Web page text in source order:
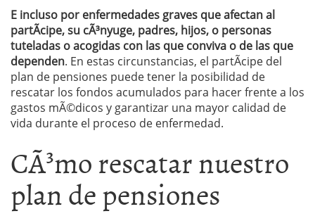
E incluso por enfermedades graves que afectan al
partÃ­cipe, su cÃ³nyuge, padres, hijos, o personas
tuteladas o acogidas con las que conviva o de las que
dependen. En estas circunstancias, el partÃ­cipe del
plan de pensiones puede tener la posibilidad de
rescatar los fondos acumulados para hacer frente a los
gastos mÃ©dicos y garantizar una mayor calidad de
vida durante el proceso de enfermedad.
CÃ³mo rescatar nuestro
plan de pensiones